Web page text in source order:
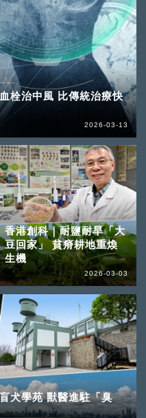
栓治中風 比傳統治療快
2026-03-13
香港創科｜耐鹽耐旱「大
豆回家」 貧瘠耕地重煥
生機
2026-03-03
犬學苑 獸醫進駐「臭